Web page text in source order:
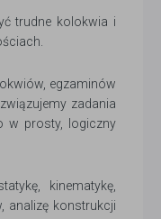
trudne kolokwia i
egzaminów
zadania
w prosty, logiczny
kinematykę,
analizę konstrukcji